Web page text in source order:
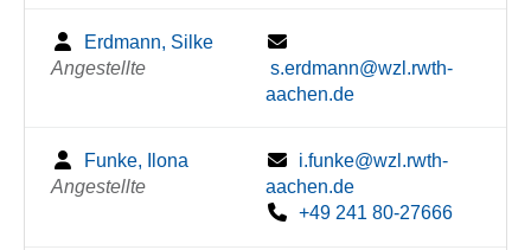
Erdmann, Silke
Angestellte
s.erdmann@wzl.rwth-
aachen.de
Funke, Ilona
Angestellte
i.funke@wzl.rwth-
aachen.de
+49 241 80-27666